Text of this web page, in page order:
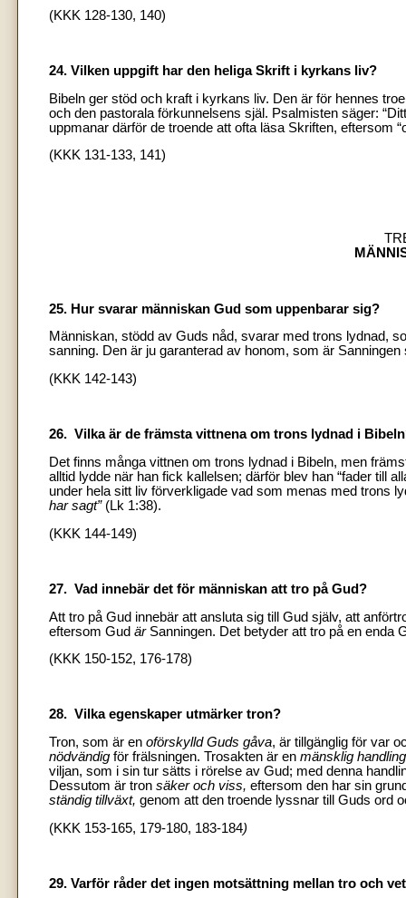
(KKK 128-130, 140)
24. Vilken uppgift har den heliga Skrift i kyrkans liv?
Bibeln ger stöd och kraft i kyrkans liv. Den är för hennes
och den pastorala förkunnelsens själ. Psalmisten säger:
uppmanar därför de troende att ofta läsa Skriften, eftersom
(KKK 131-133, 141)
25. Hur svarar människan Gud som uppenbarar sig?
Människan, stödd av Guds nåd, svarar med trons lydnad,
sanning. Den är ju garanterad av honom, som är Sanningen
(KKK 142-143)
26. Vilka är de främsta vittnena om trons lydnad i
Det finns många vittnen om trons lydnad i Bibeln, men
alltid lydde när han fick kallelsen; därför blev han “fader till
under hela sitt liv förverkligade vad som menas med trons
har sagt” (Lk 1:38).
(KKK 144-149)
27. Vad innebär det för människan att tro på Gud?
Att tro på Gud innebär att ansluta sig till Gud själv, att
eftersom Gud ärSanningen. Det betyder att tro på en enda
(KKK 150-152, 176-178)
28. Vilka egenskaper utmärker tron?
Tron, som är en oförskylld Guds gåva, är tillgänglig för var
nödvändig för frälsningen. Trosakten är en mänsklig
viljan, som i sin tur sätts i rörelse av Gud; med denna
Dessutom är tron säker och viss, eftersom den har sin
ständig tillväxt, genom att den troende lyssnar till Guds ord
(KKK 153-165, 179-180, 183-184)
29. Varför råder det ingen motsättning mellan tro och